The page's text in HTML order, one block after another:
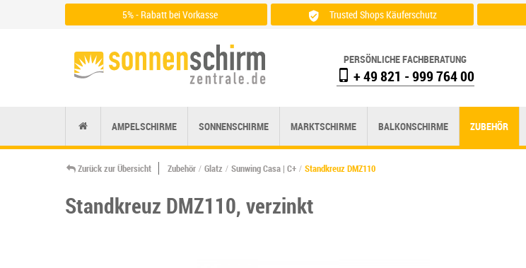
5% - Rabatt bei Vorkasse
Trusted Shops Käuferschutz
PERSÖNLICHE FACHBERATUNG
+ 49 821 - 999 764 00
AMPELSCHIRME SONNENSCHIRME MARKTSCHIRME BALKONSCHIRME ZUBEHÖR
Zurück zur Übersicht Zubehör Glatz Sunwing Casa | C+ Standkreuz DMZ110
Standkreuz DMZ110, verzinkt